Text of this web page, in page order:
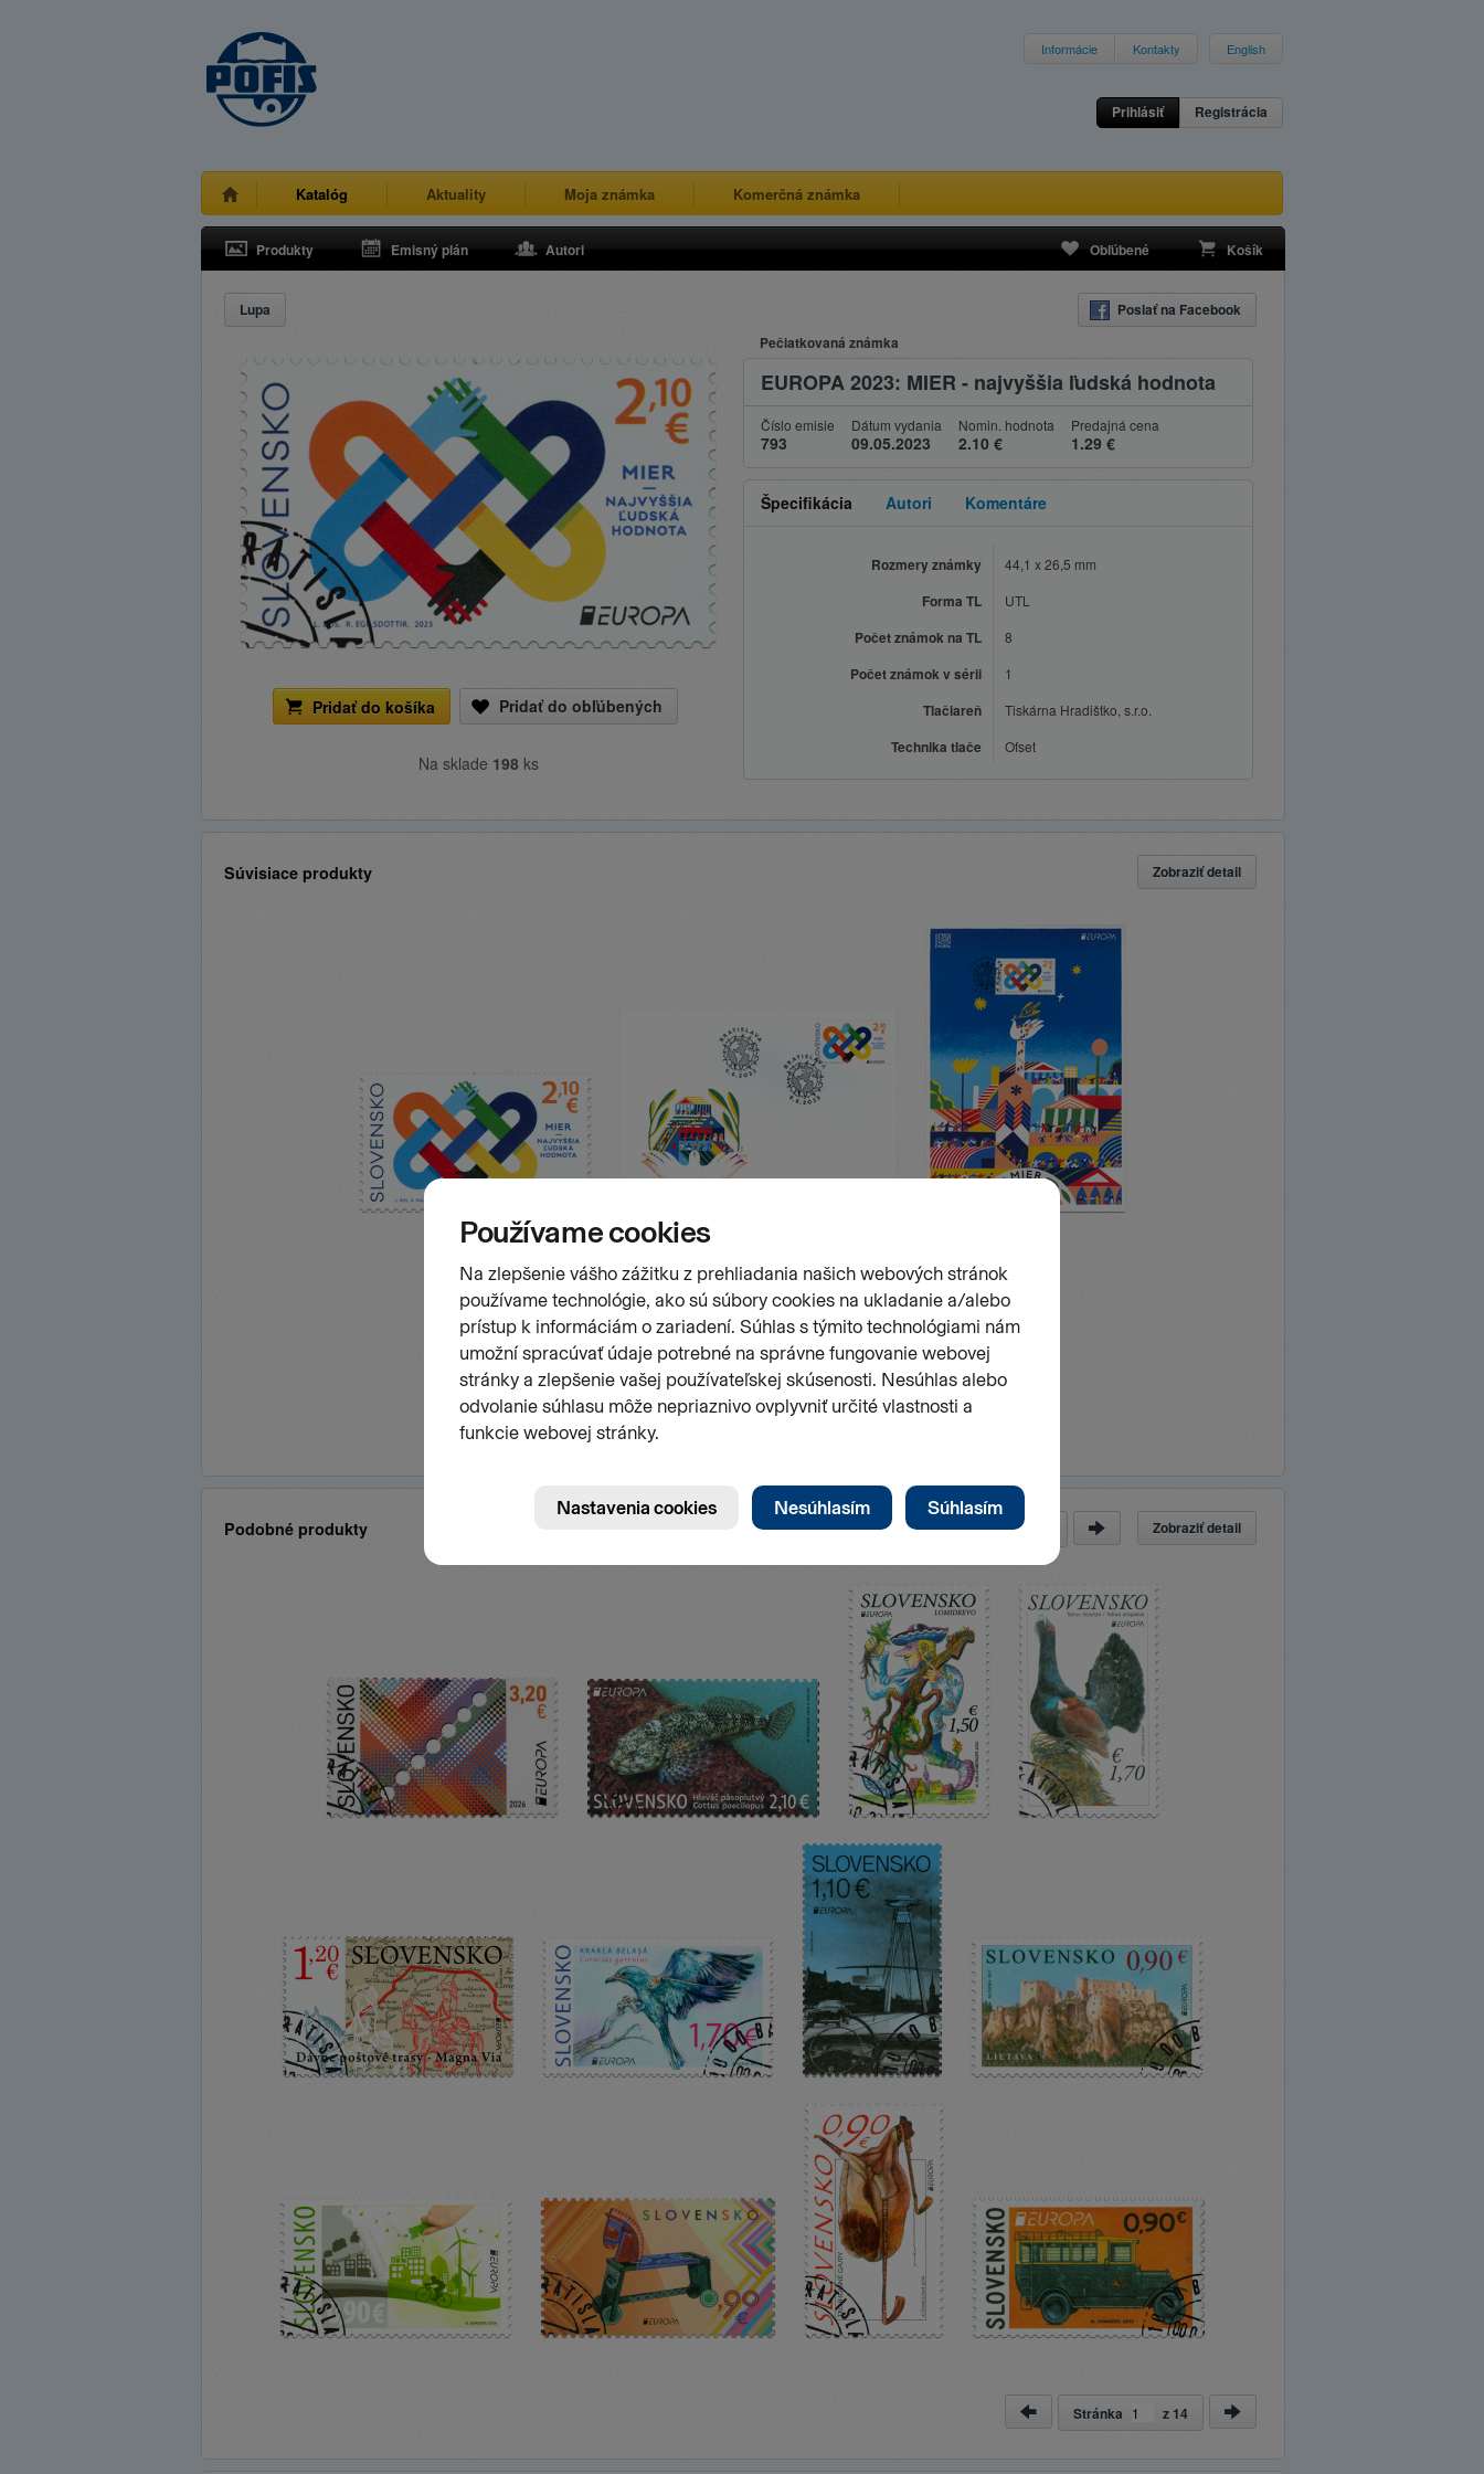
Informácie Kontakty English
Prihlásiť Registrácia
Katalóg Aktuality Moja známka Komerčná známka
Produkty Emisný plán Autori Obľúbené Košík
Lupa Poslať na Facebook
Pridať do košíka Pridať do obľúbených
Na sklade 198 ks
Pečiatkovaná známka
EUROPA 2023: MIER - najvyššia ľudská hodnota
Číslo emisie
793
Dátum vydania
09.05.2023
Nomin. hodnota
2.10 €
Predajná cena
1.29 €
Špecifikácia Autori Komentáre
Rozmery známky 44,1 x 26,5 mm
Forma TL UTL
Počet známok na TL 8
Počet známok v sérii 1
Tlačiareň Tiskárna Hradištko, s.r.o.
Technika tlače Ofset
Súvisiace produkty Zobraziť detail
Podobné produkty Zobraziť detail
Stránka z
Stránka z 14